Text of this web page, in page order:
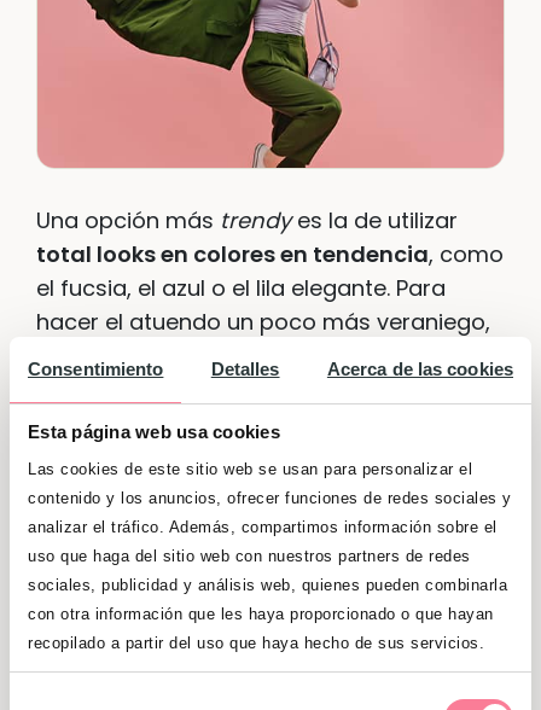
Consentimiento Detalles Acerca de las cookies
Esta página web usa cookies
Las cookies de este sitio web se usan para personalizar el
contenido y los anuncios, ofrecer funciones de redes sociales y
analizar el tráfico. Además, compartimos información sobre el
uso que haga del sitio web con nuestros partners de redes
sociales, publicidad y análisis web, quienes pueden combinarla
con otra información que les haya proporcionado o que hayan
recopilado a partir del uso que haya hecho de sus servicios.
Una opción más trendyes la de utilizar
total looks en colores en tendencia, como
el fucsia, el azul o el lila elegante. Para
hacer el atuendo un poco más veraniego,
opta por trajes de pantalón corto. Y para
hazte con una blazeroversize
con pantalones de ciclista y tops
deportivos.
Minifaldas
Igual que con los vestidos,puedes
aprovechar tus minifaldas de verano